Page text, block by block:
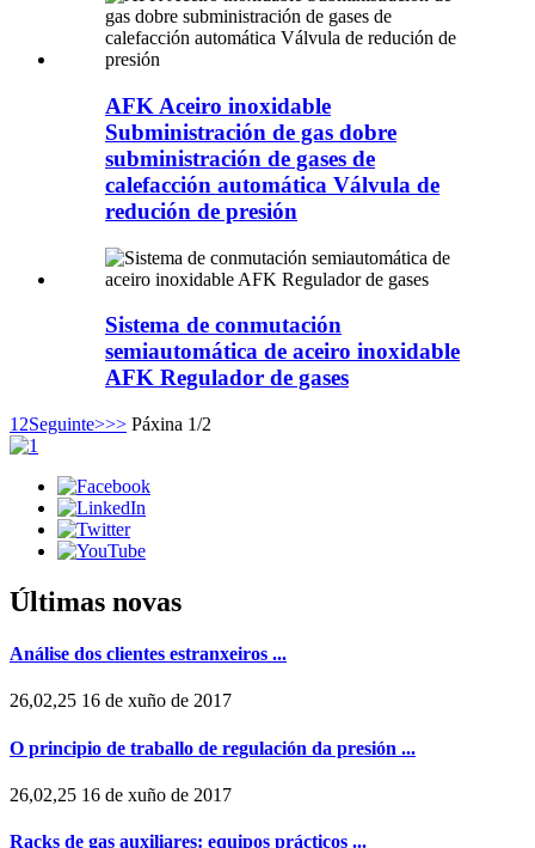
AFK Aceiro inoxidable
Subministración de gas dobre
subministración de gases de
calefacción automática Válvula de
redución de presión
Sistema de conmutación
semiautomática de aceiro inoxidable
AFK Regulador de gases
1 2Seguinte>>> Páxina 1/2
Últimas novas
Análise dos clientes estranxeiros ...
26,02,25 16 de xuño de 2017
O principio de traballo de regulación da presión ...
26,02,25 16 de xuño de 2017
Racks de gas auxiliares: equipos prácticos ...